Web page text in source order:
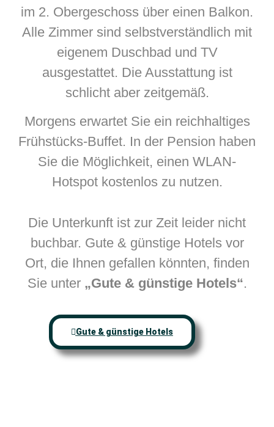
im 2. Obergeschoss über einen Balkon.
Alle Zimmer sind selbstverständlich mit
eigenem Duschbad und TV
ausgestattet. Die Ausstattung ist
schlicht aber zeitgemäß.
Morgens erwartet Sie ein reichhaltiges
Frühstücks-Buffet. In der Pension haben
Sie die Möglichkeit, einen WLAN-
Hotspot kostenlos zu nutzen.
Die Unterkunft ist zur Zeit leider nicht
buchbar. Gute & günstige Hotels vor
Ort, die Ihnen gefallen könnten, finden
Sie unter „Gute & günstige Hotels“.
Gute & günstige Hotels